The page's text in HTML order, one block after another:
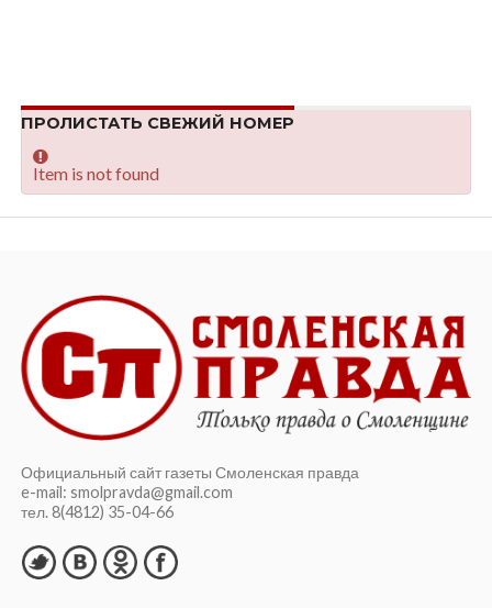
ПРОЛИСТАТЬ СВЕЖИЙ НОМЕР
Item is not found
Официальный сайт газеты Смоленская правда
e-mail: smolpravda@gmail.com
тел. 8(4812) 35-04-66